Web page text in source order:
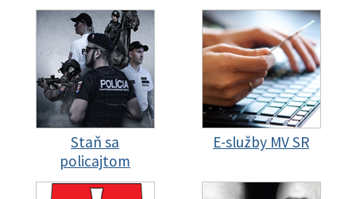
Staň sa
policajtom
E-služby MV SR